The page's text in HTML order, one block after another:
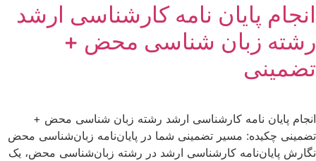
انجام پایان نامه کارشناسی ارشد
رشته زبان شناسی محض +
تضمینی
انجام پایان نامه کارشناسی ارشد رشته زبان شناسی محض +
تضمینی چکیده: مسیر تضمینی شما در پایان‌نامه زبان‌شناسی محض
نگارش پایان‌نامه کارشناسی ارشد در رشته زبان‌شناسی محض، یک